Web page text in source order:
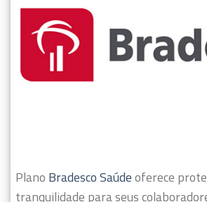
Plano Bradesco Saúdeoferece
tranquilidade para seus